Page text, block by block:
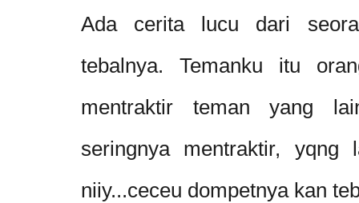
Ada cerita lucu dari
tebalnya. Temanku itu
mentraktir teman yang
seringnya mentraktir, yqng
niiy...ceceu dompetnya kan